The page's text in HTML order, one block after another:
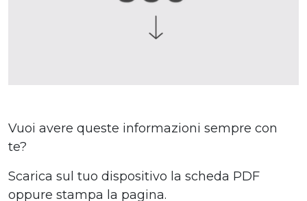
Vuoi avere queste informazioni sempre con
te?
Scarica sul tuo dispositivo la scheda PDF
oppure stampa la pagina.